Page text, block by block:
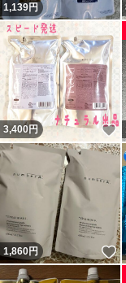
1,139円
3,400円
1,860円